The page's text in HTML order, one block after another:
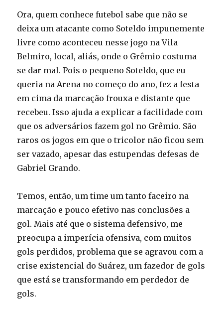
Ora, quem conhece futebol sabe que não se
deixa um atacante como Soteldo impunemente
livre como aconteceu nesse jogo na Vila
Belmiro, local, aliás, onde o Grêmio costuma
se dar mal. Pois o pequeno Soteldo, que eu
queria na Arena no começo do ano, fez a festa
em cima da marcação frouxa e distante que
recebeu. Isso ajuda a explicar a facilidade com
que os adversários fazem gol no Grêmio. São
raros os jogos em que o tricolor não ficou sem
ser vazado, apesar das estupendas defesas de
Gabriel Grando.
Temos, então, um time um tanto faceiro na
marcação e pouco efetivo nas conclusões a
gol. Mais até que o sistema defensivo, me
preocupa a imperícia ofensiva, com muitos
gols perdidos, problema que se agravou com a
crise existencial do Suárez, um fazedor de gols
que está se transformando em perdedor de
gols.